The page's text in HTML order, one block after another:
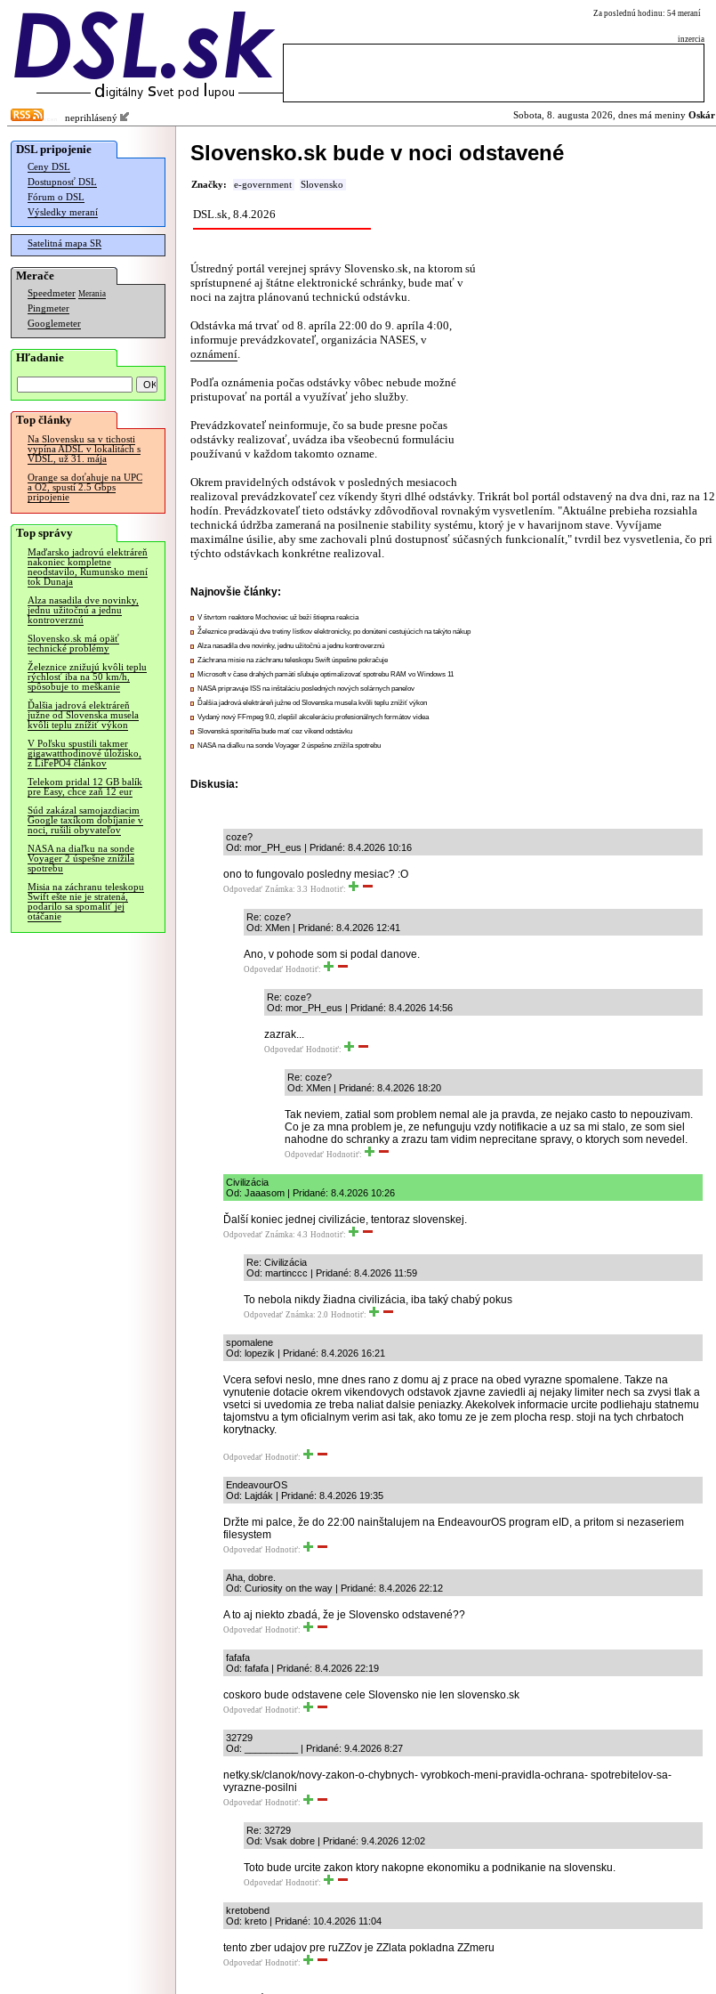
Za poslednú hodinu: 54 meraní
inzercia
neprihlásený Sobota, 8. augusta 2026, dnes má meniny Oskár
DSL pripojenie
Ceny DSL
Dostupnosť DSL
Fórum o DSL
Výsledky meraní
Satelitná mapa SR
Merače
Speedmeter Merania
Pingmeter
Googlemeter
Hľadanie
Top články
Na Slovensku sa v tichosti
vypína ADSL v lokalitách s
VDSL, už 31. mája
Orange sa doťahuje na UPC
a O2, spustí 2.5 Gbps
pripojenie
Top správy
Maďarsko jadrovú elektráreň
nakoniec kompletne
neodstavilo, Rumunsko mení
tok Dunaja
Alza nasadila dve novinky,
jednu užitočnú a jednu
kontroverznú
Slovensko.sk má opäť
technické problémy
Železnice znižujú kvôli teplu
rýchlosť iba na 50 km/h,
spôsobuje to meškanie
Ďalšia jadrová elektráreň
južne od Slovenska musela
kvôli teplu znížiť výkon
V Poľsku spustili takmer
gigawatthodinové úložisko,
z LiFePO4 článkov
Telekom pridal 12 GB balík
pre Easy, chce zaň 12 eur
Súd zakázal samojazdiacim
Google taxíkom dobíjanie v
noci, rušili obyvateľov
NASA na diaľku na sonde
Voyager 2 úspešne znížila
spotrebu
Misia na záchranu teleskopu
Swift ešte nie je stratená,
podarilo sa spomaliť jej
otáčanie
Slovensko.sk bude v noci odstavené
Značky: e-government Slovensko
DSL.sk, 8.4.2026
Ústredný portál verejnej správy Slovensko.sk, na ktorom sú
sprístupnené aj štátne elektronické schránky, bude mať v
noci na zajtra plánovanú technickú odstávku.
Odstávka má trvať od 8. apríla 22:00 do 9. apríla 4:00,
informuje prevádzkovateľ, organizácia NASES, v
oznámení.
Podľa oznámenia počas odstávky vôbec nebude možné
pristupovať na portál a využívať jeho služby.
Prevádzkovateľ neinformuje, čo sa bude presne počas
odstávky realizovať, uvádza iba všeobecnú formuláciu
používanú v každom takomto ozname.
Okrem pravidelných odstávok v posledných mesiacoch
realizoval prevádzkovateľ cez víkendy štyri dlhé odstávky. Trikrát bol portál odstavený na dva dni, raz na 12
hodín. Prevádzkovateľ tieto odstávky zdôvodňoval rovnakým vysvetlením. "Aktuálne prebieha rozsiahla
technická údržba zameraná na posilnenie stability systému, ktorý je v havarijnom stave. Vyvíjame
maximálne úsilie, aby sme zachovali plnú dostupnosť súčasných funkcionalít," tvrdil bez vysvetlenia, čo pri
týchto odstávkach konkrétne realizoval.
Najnovšie články:
V štvrtom reaktore Mochoviec už beží štiepna reakcia
Železnice predávajú dve tretiny lístkov elektronicky, po donútení cestujúcich na takýto nákup
Alza nasadila dve novinky, jednu užitočnú a jednu kontroverznú
Záchrana misie na záchranu teleskopu Swift úspešne pokračuje
Microsoft v čase drahých pamätí sľubuje optimalizovať spotrebu RAM vo Windows 11
NASA pripravuje ISS na inštaláciu posledných nových solárnych panelov
Ďalšia jadrová elektráreň južne od Slovenska musela kvôli teplu znížiť výkon
Vydaný nový FFmpeg 9.0, zlepšil akceleráciu profesionálnych formátov videa
Slovenská sporiteľňa bude mať cez víkend odstávku
NASA na diaľku na sonde Voyager 2 úspešne znížila spotrebu
Diskusia:
coze?
Od: mor_PH_eus | Pridané: 8.4.2026 10:16
ono to fungovalo posledny mesiac? :O
Odpovedať Známka: 3.3 Hodnotiť:
Re: coze?
Od: XMen | Pridané: 8.4.2026 12:41
Ano, v pohode som si podal danove.
Odpovedať Hodnotiť:
Re: coze?
Od: mor_PH_eus | Pridané: 8.4.2026 14:56
zazrak...
Odpovedať Hodnotiť:
Re: coze?
Od: XMen | Pridané: 8.4.2026 18:20
Tak neviem, zatial som problem nemal ale ja pravda, ze nejako casto to nepouzivam.
Co je za mna problem je, ze nefunguju vzdy notifikacie a uz sa mi stalo, ze som siel
nahodne do schranky a zrazu tam vidim neprecitane spravy, o ktorych som nevedel.
Odpovedať Hodnotiť:
Civilizácia
Od: Jaaasom | Pridané: 8.4.2026 10:26
Ďalší koniec jednej civilizácie, tentoraz slovenskej.
Odpovedať Známka: 4.3 Hodnotiť:
Re: Civilizácia
Od: martinccc | Pridané: 8.4.2026 11:59
To nebola nikdy žiadna civilizácia, iba taký chabý pokus
Odpovedať Známka: 2.0 Hodnotiť:
spomalene
Od: lopezik | Pridané: 8.4.2026 16:21
Vcera sefovi neslo, mne dnes rano z domu aj z prace na obed vyrazne spomalene. Takze na
vynutenie dotacie okrem vikendovych odstavok zjavne zaviedli aj nejaky limiter nech sa zvysi tlak a
vsetci si uvedomia ze treba naliat dalsie peniazky. Akekolvek informacie urcite podliehaju statnemu
tajomstvu a tym oficialnym verim asi tak, ako tomu ze je zem plocha resp. stoji na tych chrbatoch
korytnacky.
Odpovedať Hodnotiť:
EndeavourOS
Od: Lajdák | Pridané: 8.4.2026 19:35
Držte mi palce, že do 22:00 nainštalujem na EndeavourOS program eID, a pritom si nezaseriem
filesystem
Odpovedať Hodnotiť:
Aha, dobre.
Od: Curiosity on the way | Pridané: 8.4.2026 22:12
A to aj niekto zbadá, že je Slovensko odstavené??
Odpovedať Hodnotiť:
fafafa
Od: fafafa | Pridané: 8.4.2026 22:19
coskoro bude odstavene cele Slovensko nie len slovensko.sk
Odpovedať Hodnotiť:
32729
Od: __________ | Pridané: 9.4.2026 8:27
netky.sk/clanok/novy-zakon-o-chybnych- vyrobkoch-meni-pravidla-ochrana- spotrebitelov-sa-
vyrazne-posilni
Odpovedať Hodnotiť:
Re: 32729
Od: Vsak dobre | Pridané: 9.4.2026 12:02
Toto bude urcite zakon ktory nakopne ekonomiku a podnikanie na slovensku.
Odpovedať Hodnotiť:
kretobend
Od: kreto | Pridané: 10.4.2026 11:04
tento zber udajov pre ruZZov je ZZlata pokladna ZZmeru
Odpovedať Hodnotiť: